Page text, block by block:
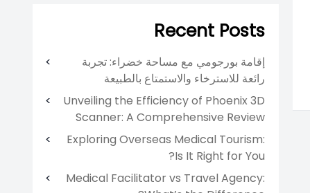
Recent Posts
إقامة بورجومي مع مساحة خضراء: تجربة
رائعة للاسترخاء والاستمتاع بالطبيعة
Unveiling the Efficiency of Phoenix 3D
Scanner: A Comprehensive Review
Exploring Overseas Medical Tourism:
Is It Right for You?
Medical Facilitator vs Travel Agency: